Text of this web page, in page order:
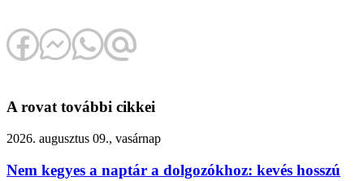
A rovat további cikkei
2026. augusztus 09., vasárnap
Nem kegyes a naptár a dolgozókhoz: kevés hosszú